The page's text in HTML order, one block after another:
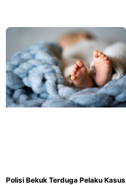
Polisi Bekuk Terduga Pelaku Kasus